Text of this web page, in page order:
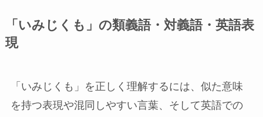
「いみじくも」の類義語・対義語・英語表
現
「いみじくも」を正しく理解するには、似た意味
を持つ表現や混同しやすい言葉、そして英語での